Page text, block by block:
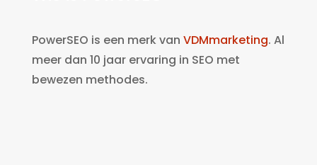
PowerSEO is een merk van VDMmarketing. Al
meer dan 10 jaar ervaring in SEO met
bewezen methodes.